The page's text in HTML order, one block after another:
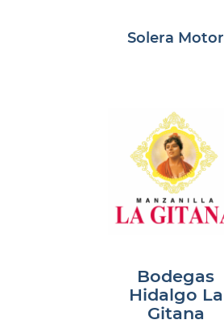
Solera Motor
Bodegas
Hidalgo La
Gitana